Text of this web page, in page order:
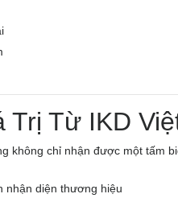
Trị Từ IKD
không chỉ nhận được một tấm
nhận diện thương hiệu